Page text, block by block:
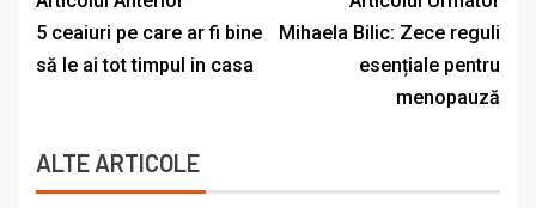
5 ceaiuri pe care ar fi bine
să le ai tot timpul in casa
Mihaela Bilic: Zece reguli
esențiale pentru
menopauză
ALTE ARTICOLE